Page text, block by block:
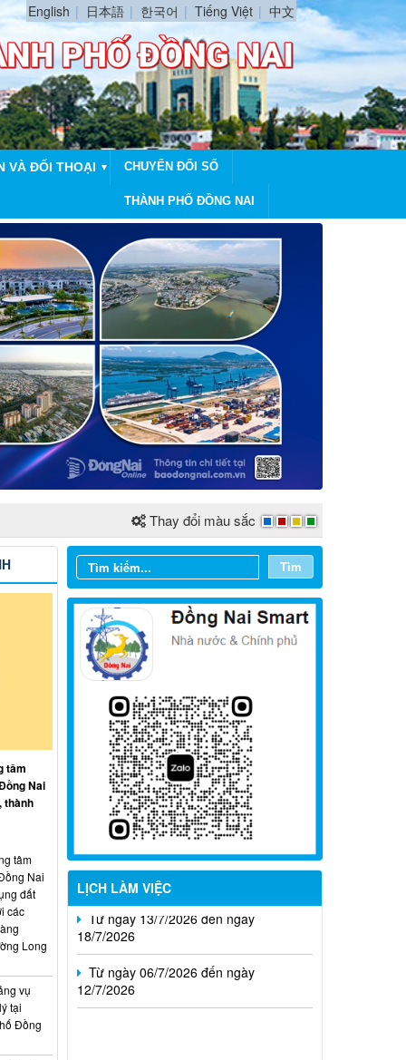
English 日本語 한국어 Tiếng Việt 中文
VÀ ĐỐI THOẠI ▼ CHUYỂN ĐỔI SỐ
THÀNH PHỐ ĐỒNG NAI
Thay đổi màu sắc
Tìm
LỊCH LÀM VIỆC
Từ ngày 03/8/2026 đến ngày
09/8/2026
Từ ngày 27/7/2026 đến ngày
02/8/2026
Từ ngày 20/7/2026 đến ngày
26/7/2026
Từ ngày 13/7/2026 đến ngày
18/7/2026
Từ ngày 06/7/2026 đến ngày
12/7/2026
tâm
Nai
thành
tâm
Nai
đất
các
Long
vụ
tại
Đồng